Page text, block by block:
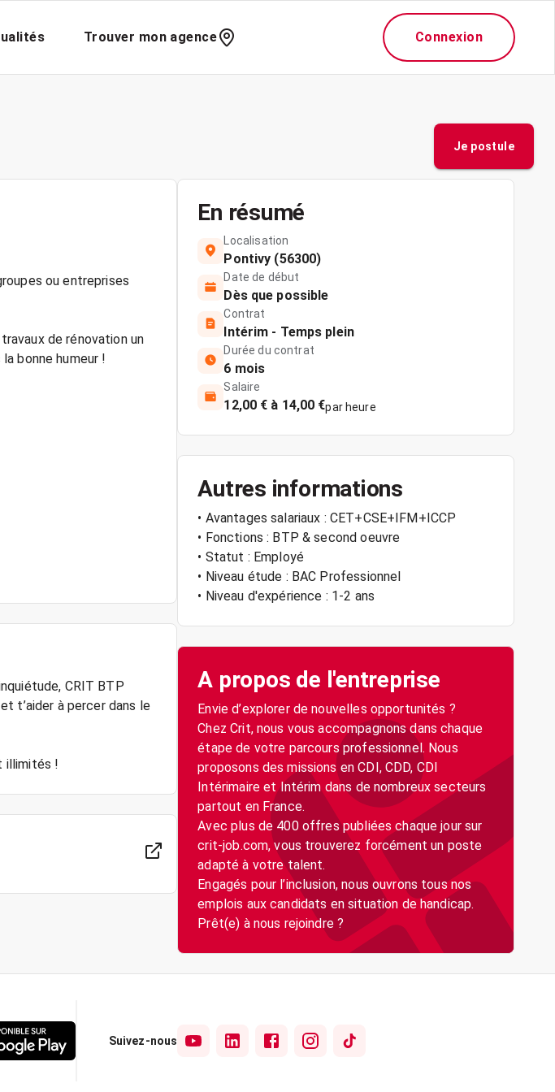
Trouver mon agence Connexion
Je postule
ou entreprises
de rénovation un
bonne humeur !
CRIT BTP
t’aider à percer dans le
En résumé
Localisation
Pontivy (56300)
Date de début
Dès que possible
Contrat
Intérim - Temps plein
Durée du contrat
6 mois
Salaire
12,00 € à 14,00 €par heure
Autres informations
• Avantages salariaux : CET+CSE+IFM+ICCP
• Fonctions : BTP & second oeuvre
• Statut : Employé
• Niveau étude : BAC Professionnel
• Niveau d'expérience : 1-2 ans
A propos de l'entreprise
Envie d’explorer de nouvelles opportunités ?
Chez Crit, nous vous accompagnons dans chaque
étape de votre parcours professionnel. Nous
proposons des missions en CDI, CDD, CDI
Intérimaire et Intérim dans de nombreux secteurs
partout en France.
Avec plus de 400 offres publiées chaque jour sur
crit-job.com, vous trouverez forcément un poste
adapté à votre talent.
Engagés pour l’inclusion, nous ouvrons tous nos
emplois aux candidats en situation de handicap.
Prêt(e) à nous rejoindre ?
Suivez-nous